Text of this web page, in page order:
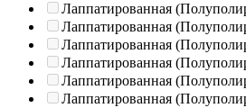
Лаппатированная
Лаппатированная
Лаппатированная
Лаппатированная
Лаппатированная
Лаппатированная